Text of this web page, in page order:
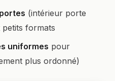
(intérieur porte
formats
uniformes pour
plus ordonné)